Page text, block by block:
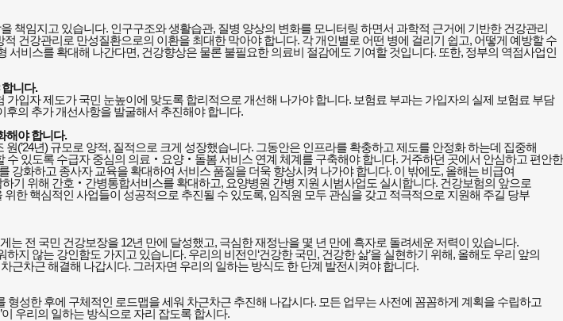
책임지고 있습니다. 인구구조와 생활습관, 질병 양상의 변화를 모니터링 하면서 과학적 근거에 기반한 건강관리
적 건강관리로 만성질환으로의 이환을 최대한 막아야 합니다. 각 개인별로 어떤 병에 걸리기 쉽고, 어떻게 예방할 수
서비스를 확대해 나간다면, 건강향상은 물론 불필요한 의료비 절감에도 기여할 것입니다. 또한, 정부의 역점사업인
니다.
입자 제도가 국민 눈높이에 맞도록 합리적으로 개선해 나가야 합니다. 보험료 부과는 가입자의 실제 보험료 부담
후의 추가 개선사항을 발굴해서 추진해야 합니다.
해야 합니다.
원(’24년) 규모로 양적, 질적으로 크게 성장했습니다. 그동안은 인프라를 확충하고 제도를 안정화 하는데 집중해
수 있도록 수급자 중심의 의료 ‧ 요양‧ 돌봄 서비스 연계 체계를 구축해야 합니다. 거주하던 곳에서 안심하고 편안한
강화하고 종사자 교육을 확대하여 서비스 품질을 더욱 향상시켜 나가야 합니다. 이 밖에도, 올해는 비급여
기 위해 간호 ‧ 간병통합서비스를 확대하고, 요양병원 간병 지원 시범사업도 실시합니다. 건강보험의 앞으로
위한 핵심적인 사업들이 성공적으로 추진될 수 있도록, 임직원 모두 관심을 갖고 적극적으로 지원해 주길 당부
는 전 국민 건강보장을 12년 만에 달성했고, 극심한 재정난을 몇 년 만에 흑자로 돌려세운 저력이 있습니다.
하지 않는 강인함도 가지고 있습니다. 우리의 비전인‘건강한 국민, 건강한 삶’을 실현하기 위해, 올해도 우리 앞의
근차근 해결해 나갑시다. 그러자면 우리의 일하는 방식도 한 단계 발전시켜야 합니다.
형성한 후에 구체적인 로드맵을 세워 차근차근 추진해 나갑시다. 모든 업무는 사전에 꼼꼼하게 계획을 수립하고
’이 우리의 일하는 방식으로 자리 잡도록 합시다.